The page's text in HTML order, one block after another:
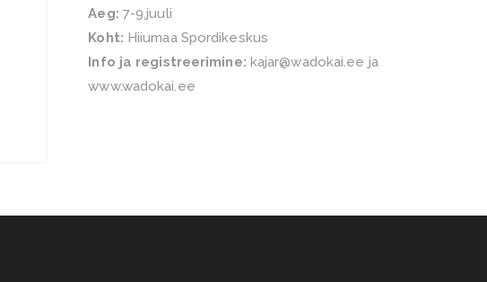
Aeg: 7-9.juuli
Koht: Hiiumaa Spordikeskus
Info ja registreerimine: kajar@wadokai.ee ja
www.wadokai.ee